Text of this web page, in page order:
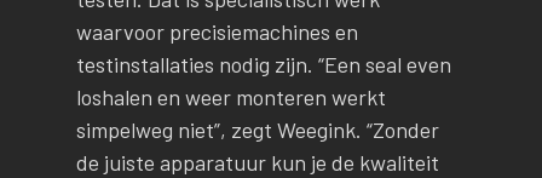
waarvoor precisiemachines en
testinstallaties nodig zijn. “Een seal even
loshalen en weer monteren werkt
simpelweg niet”, zegt Weegink. “Zonder
de juiste apparatuur kun je de kwaliteit